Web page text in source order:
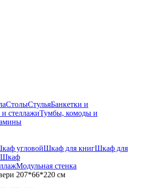
СтолыСтульяБанкетки и
стеллажиТумбы, комоды и
угловойШкаф для книгШкаф для
Шкаф
Модульная стенка
207*66*220 см